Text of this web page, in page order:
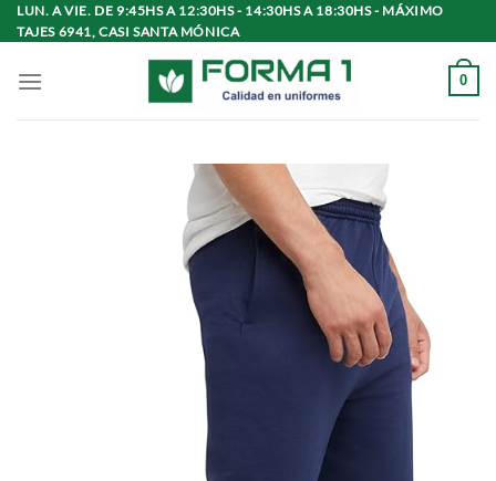
Saltar
al
LUN. A VIE. DE 9:45HS A 12:30HS - 14:30HS A 18:30HS - MÁXIMO
TAJES 6941, CASI SANTA MÓNICA
0